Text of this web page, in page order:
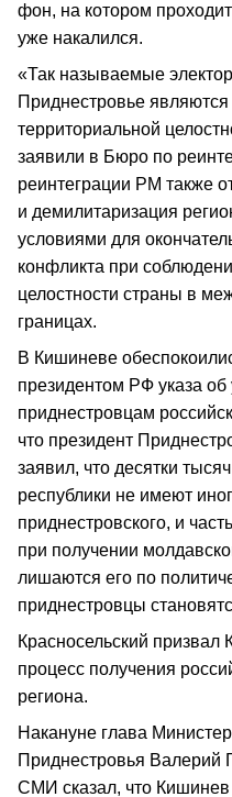
фон, на котором
уже накалился.
«Так называемые
Приднестровье
территориальной
заявили в Бюро по
реинтеграции РМ также
и демилитаризация
условиями для
конфликта при
целостности страны в
границах.
В Кишиневе
президентом РФ указа
приднестровцам
что президент
заявил, что десятки
республики не имеют
приднестровского, и
при получении
лишаются его по
приднестровцы
Красносельский
процесс получения
региона.
Накануне глава
Приднестровья Валерий
СМИ сказал, что